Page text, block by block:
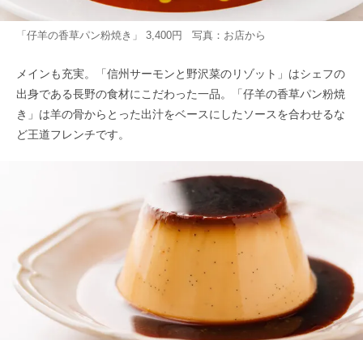
「仔羊の香草パン粉焼き」 3,400円 写真：お店から
メインも充実。「信州サーモンと野沢菜のリゾット」はシェフの
出身である長野の食材にこだわった一品。「仔羊の香草パン粉焼
き」は羊の骨からとった出汁をベースにしたソースを合わせるな
ど王道フレンチです。